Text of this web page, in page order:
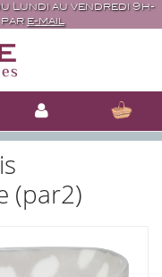
Lundi au vendredi 9h-
par e-mail
(par2)